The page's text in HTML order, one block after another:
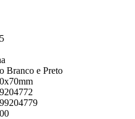
Branco e Preto